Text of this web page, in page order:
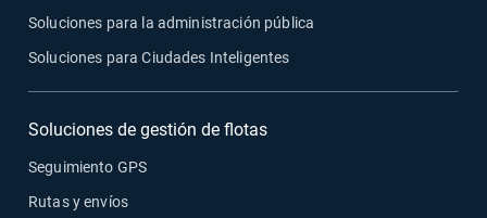
Soluciones para la administración pública
Soluciones para Ciudades Inteligentes
Soluciones de gestión de flotas
Seguimiento GPS
Rutas y envíos